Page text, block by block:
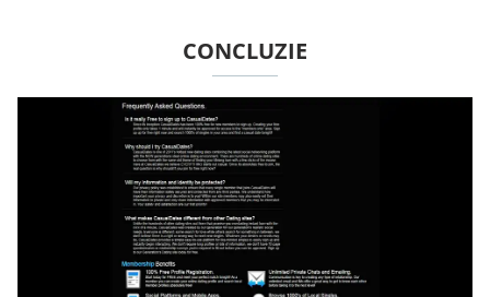
CONCLUZIE